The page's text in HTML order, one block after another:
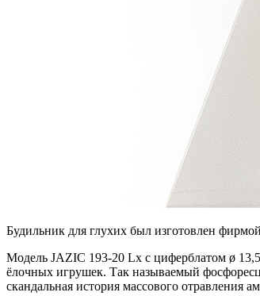
Будильник для глухих был изготовлен
Модель JAZIC 193-20 Lx с циферблатом ø
ёлочных игрушек. Так называемый
скандальная история массового отравления